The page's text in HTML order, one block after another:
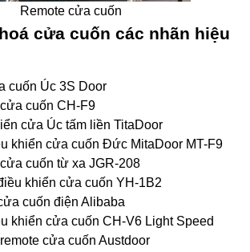
Remote cửa cuốn
cửa cuốn các nhãn hiệu
cuốn Úc 3S Door
cuốn CH-F9
cửa Úc tấm liền TitaDoor
khiển cửa cuốn Đức MitaDoor MT-F9
cuốn từ xa JGR-208
khiển cửa cuốn YH-1B2
cuốn điện Alibaba
khiển cửa cuốn CH-V6 Light Speed
cửa cuốn Austdoor